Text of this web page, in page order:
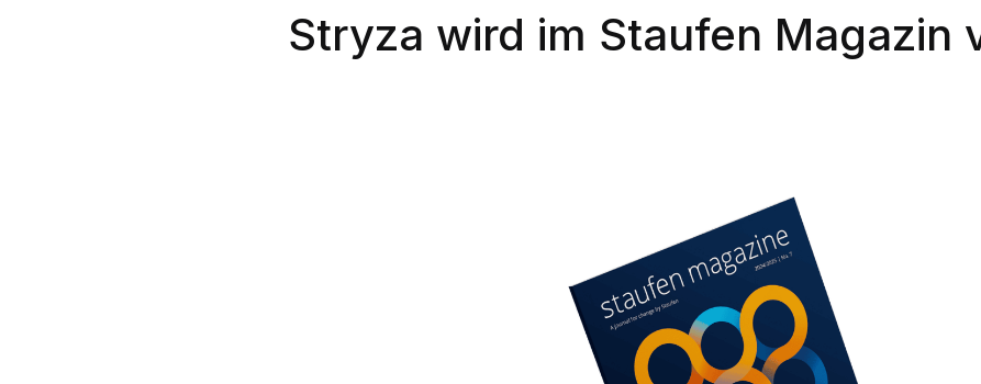
Stryza wird im Staufen Magazin